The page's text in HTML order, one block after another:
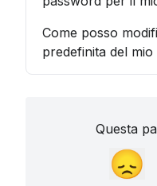
Come posso
predefinita del
Questa
😞